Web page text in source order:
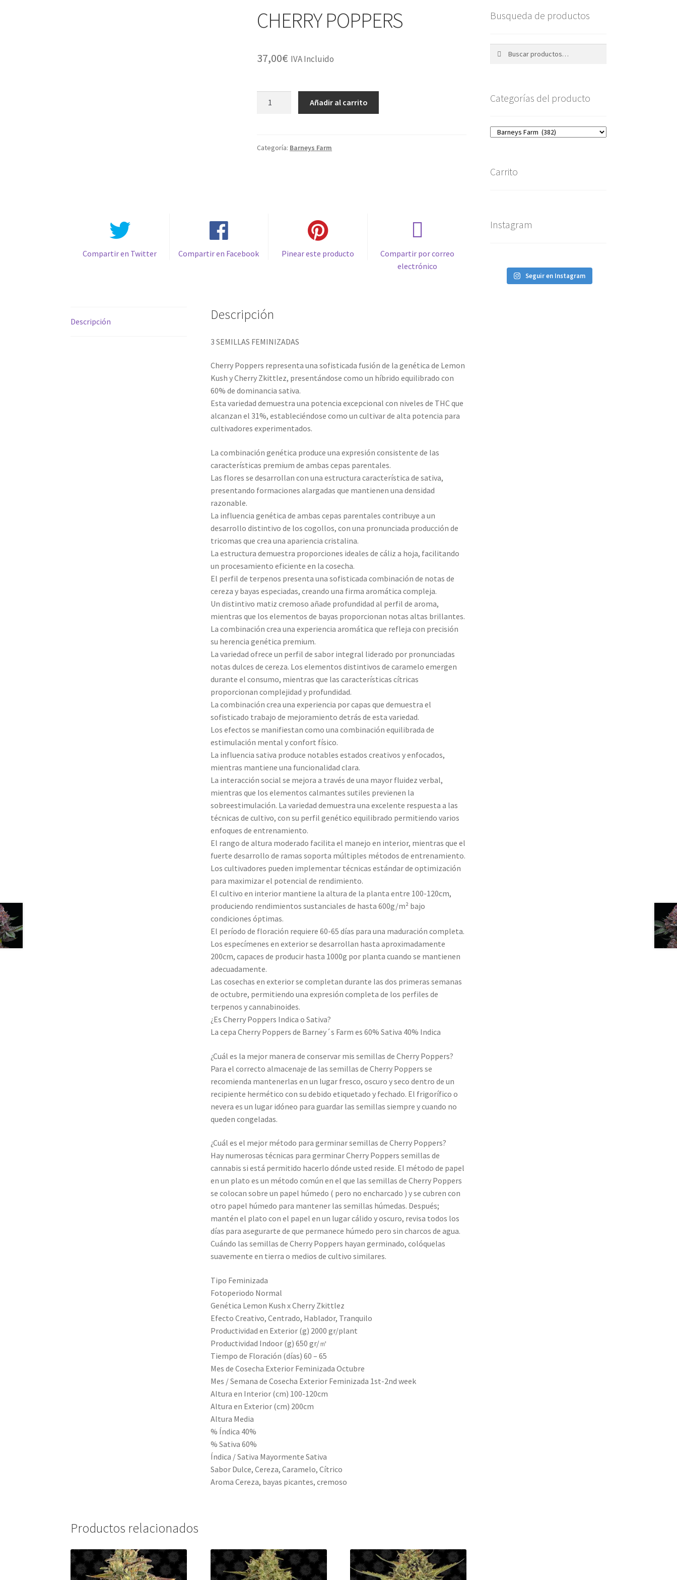
CHERRY POPPERS
37,00€ IVA Incluido
Añadir al carrito
Categoría: Barneys Farm
Compartir en Twitter Compartir en Facebook Pinear este producto
Compartir por correo
electrónico
Descripción Descripción
3 SEMILLAS FEMINIZADAS
Cherry Poppers representa una sofisticada fusión de la genética de Lemon
Kush y Cherry Zkittlez, presentándose como un híbrido equilibrado con
60% de dominancia sativa.
Esta variedad demuestra una potencia excepcional con niveles de THC que
alcanzan el 31%, estableciéndose como un cultivar de alta potencia para
cultivadores experimentados.
La combinación genética produce una expresión consistente de las
características premium de ambas cepas parentales.
Las flores se desarrollan con una estructura característica de sativa,
presentando formaciones alargadas que mantienen una densidad
razonable.
La influencia genética de ambas cepas parentales contribuye a un
desarrollo distintivo de los cogollos, con una pronunciada producción de
tricomas que crea una apariencia cristalina.
La estructura demuestra proporciones ideales de cáliz a hoja, facilitando
un procesamiento eficiente en la cosecha.
El perfil de terpenos presenta una sofisticada combinación de notas de
cereza y bayas especiadas, creando una firma aromática compleja.
Un distintivo matiz cremoso añade profundidad al perfil de aroma,
mientras que los elementos de bayas proporcionan notas altas brillantes.
La combinación crea una experiencia aromática que refleja con precisión
su herencia genética premium.
La variedad ofrece un perfil de sabor integral liderado por pronunciadas
notas dulces de cereza. Los elementos distintivos de caramelo emergen
durante el consumo, mientras que las características cítricas
proporcionan complejidad y profundidad.
La combinación crea una experiencia por capas que demuestra el
sofisticado trabajo de mejoramiento detrás de esta variedad.
Los efectos se manifiestan como una combinación equilibrada de
estimulación mental y confort físico.
La influencia sativa produce notables estados creativos y enfocados,
mientras mantiene una funcionalidad clara.
La interacción social se mejora a través de una mayor fluidez verbal,
mientras que los elementos calmantes sutiles previenen la
sobreestimulación. La variedad demuestra una excelente respuesta a las
técnicas de cultivo, con su perfil genético equilibrado permitiendo varios
enfoques de entrenamiento.
El rango de altura moderado facilita el manejo en interior, mientras que el
fuerte desarrollo de ramas soporta múltiples métodos de entrenamiento.
Los cultivadores pueden implementar técnicas estándar de optimización
para maximizar el potencial de rendimiento.
El cultivo en interior mantiene la altura de la planta entre 100-120cm,
produciendo rendimientos sustanciales de hasta 600g/m² bajo
condiciones óptimas.
El período de floración requiere 60-65 días para una maduración completa.
Los especímenes en exterior se desarrollan hasta aproximadamente
200cm, capaces de producir hasta 1000g por planta cuando se mantienen
adecuadamente.
Las cosechas en exterior se completan durante las dos primeras semanas
de octubre, permitiendo una expresión completa de los perfiles de
terpenos y cannabinoides.
¿Es Cherry Poppers Indica o Sativa?
La cepa Cherry Poppers de Barney´s Farm es 60% Sativa 40% Indica
¿Cuál es la mejor manera de conservar mis semillas de Cherry Poppers?
Para el correcto almacenaje de las semillas de Cherry Poppers se
recomienda mantenerlas en un lugar fresco, oscuro y seco dentro de un
recipiente hermético con su debido etiquetado y fechado. El frigorífico o
nevera es un lugar idóneo para guardar las semillas siempre y cuando no
queden congeladas.
¿Cuál es el mejor método para germinar semillas de Cherry Poppers?
Hay numerosas técnicas para germinar Cherry Poppers semillas de
cannabis si está permitido hacerlo dónde usted reside. El método de papel
en un plato es un método común en el que las semillas de Cherry Poppers
se colocan sobre un papel húmedo ( pero no encharcado ) y se cubren con
otro papel húmedo para mantener las semillas húmedas. Después;
mantén el plato con el papel en un lugar cálido y oscuro, revisa todos los
días para asegurarte de que permanece húmedo pero sin charcos de agua.
Cuándo las semillas de Cherry Poppers hayan germinado, colóquelas
suavemente en tierra o medios de cultivo similares.
Tipo Feminizada
Fotoperiodo Normal
Genética Lemon Kush x Cherry Zkittlez
Efecto Creativo, Centrado, Hablador, Tranquilo
Productividad en Exterior (g) 2000 gr/plant
Productividad Indoor (g) 650 gr/㎡
Tiempo de Floración (días) 60 – 65
Mes de Cosecha Exterior Feminizada Octubre
Mes / Semana de Cosecha Exterior Feminizada 1st-2nd week
Altura en Interior (cm) 100-120cm
Altura en Exterior (cm) 200cm
Altura Media
% Índica 40%
% Sativa 60%
Índica / Sativa Mayormente Sativa
Sabor Dulce, Cereza, Caramelo, Cítrico
Aroma Cereza, bayas picantes, cremoso
Productos relacionados
Busqueda de productos
Categorías del producto
Carrito
Instagram
Seguir en Instagram